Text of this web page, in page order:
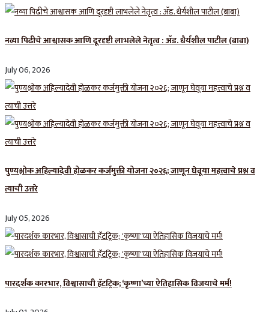
नव्या पिढीचे आश्वासक आणि दूरदृष्टी लाभलेले नेतृत्व : ॲड. धैर्यशील पाटील (बाबा)
July 06, 2026
पुण्यश्लोक अहिल्यादेवी होळकर कर्जमुक्ती योजना २०२६; जाणून घेवूया महत्त्वाचे प्रश्न व
त्याची उत्तरे
July 05, 2026
पारदर्शक कारभार, विश्वासाची हॅटट्रिक; ‘कृष्णा’च्या ऐतिहासिक विजयाचे मर्म!